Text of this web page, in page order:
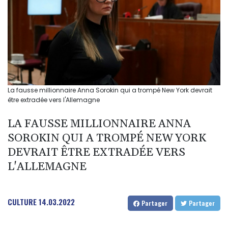
La fausse millionnaire Anna Sorokin qui a trompé New York devrait
être extradée vers l'Allemagne
LA FAUSSE MILLIONNAIRE ANNA
SOROKIN QUI A TROMPÉ NEW YORK
DEVRAIT ÊTRE EXTRADÉE VERS
L'ALLEMAGNE
CULTURE14.03.2022 Partager Partager